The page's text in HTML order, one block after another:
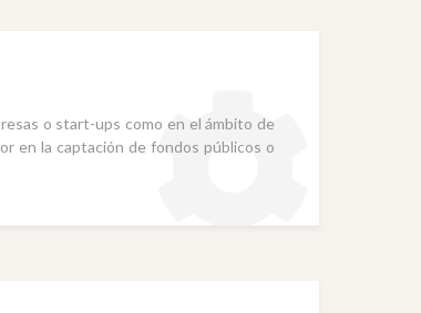
o start-ups como en el ámbito de
en la captación de fondos públicos o